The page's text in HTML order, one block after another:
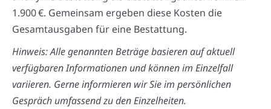
1.900 €. Gemeinsam ergeben diese Kosten die
Gesamtausgaben für eine Bestattung.
Hinweis: Alle genannten Beträge basieren auf aktuell
verfügbaren Informationen und können im Einzelfall
variieren. Gerne informieren wir Sie im persönlichen
Gespräch umfassend zu den Einzelheiten.